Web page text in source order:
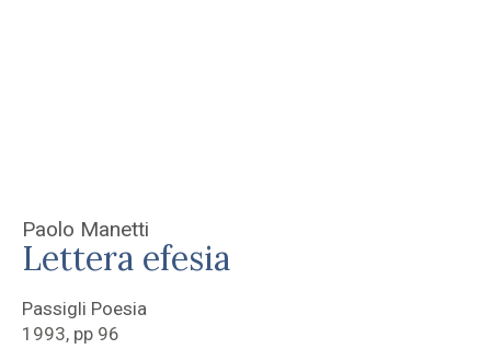
Paolo Manetti
Lettera efesia
Passigli Poesia
1993, pp 96